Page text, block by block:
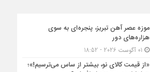
موزه عصر آهن تبریز، پنجره‌ای به سوی
هزاره‌های دور
«از قیمت کالای نو، بیشتر از ساس می‌ترسیم!»؛